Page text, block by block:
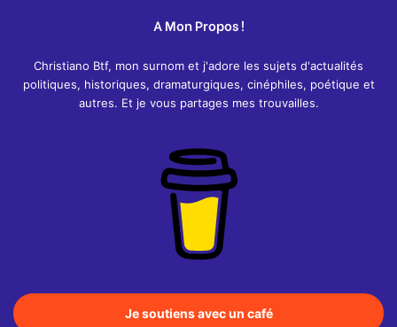
A Mon Propos !
Christiano Btf, mon surnom et j'adore les sujets d'actualités
politiques, historiques, dramaturgiques, cinéphiles, poétique et
autres. Et je vous partages mes trouvailles.
Je soutiens avec un café